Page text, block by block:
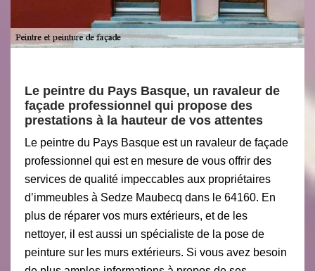
Le peintre du Pays Basque, un ravaleur de
façade professionnel qui propose des
prestations à la hauteur de vos attentes
Le peintre du Pays Basque est un ravaleur de façade
professionnel qui est en mesure de vous offrir des
services de qualité impeccables aux propriétaires
d’immeubles à Sedze Maubecq dans le 64160. En
plus de réparer vos murs extérieurs, et de les
nettoyer, il est aussi un spécialiste de la pose de
peinture sur les murs extérieurs. Si vous avez besoin